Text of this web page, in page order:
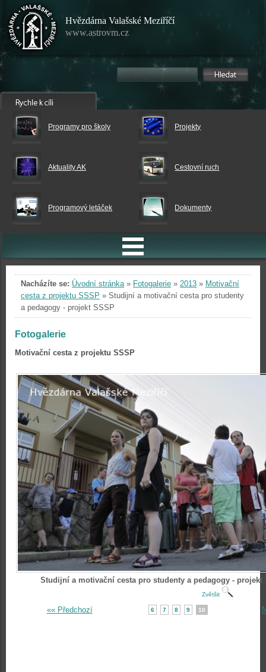
Hvězdárna Valašské Meziříčí
www.astrovm.cz
Programy pro školy Projekty
Aktuality AK Cestovní ruch
Programový letáček Dokumenty
Nacházíte se: Úvodní stránka» Fotogalerie » 2013 » Motivační
cesta z projektu SSSP » Studijní a motivační cesta pro studenty
a pedagogy - projekt SSSP
Fotogalerie
Motivační cesta z projektu SSSP
Studijní a motivační cesta pro studenty a pedagogy - projekt
Zvětšit
«« Předchozí 6 7 8 9 10